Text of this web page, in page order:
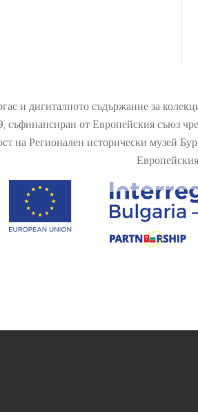
и дигиталното съдържание за
от Европейския съюз
на Регионален исторически музей